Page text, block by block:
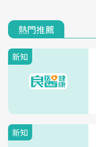
熱門推薦
新知
新知